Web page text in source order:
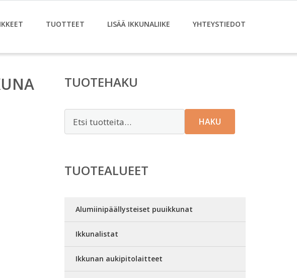
TUOTTEET LISÄÄ IKKUNALIIKE YHTEYSTIEDOT
TUOTEHAKU
HAKU
TUOTEALUEET
Alumiinipäällysteiset puuikkunat
Ikkunalistat
Ikkunan aukipitolaitteet